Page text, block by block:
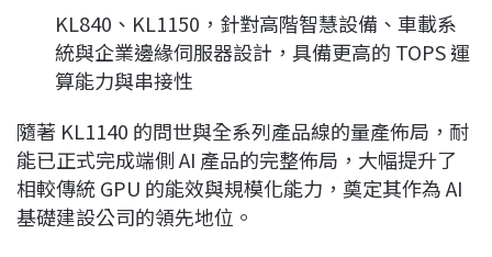
KL840、KL1150，針對高階智慧設備、車載系
統與企業邊緣伺服器設計，具備更高的 TOPS 運
算能力與串接性
隨著 KL1140 的問世與全系列產品線的量產佈局，耐
能已正式完成端側 AI 產品的完整佈局，大幅提升了
相較傳統 GPU 的能效與規模化能力，奠定其作為 AI
基礎建設公司的領先地位。